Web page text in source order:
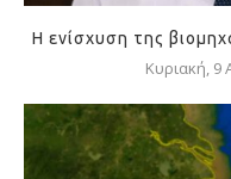
Η ενίσχυση της
Κυριακή, 9